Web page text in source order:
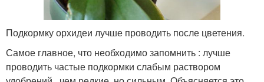
Подкормку орхидеи лучше проводить после цветения.
Самое главное, что необходимо запомнить : лучше
проводить частые подкормки слабым раствором